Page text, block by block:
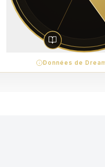
Données de